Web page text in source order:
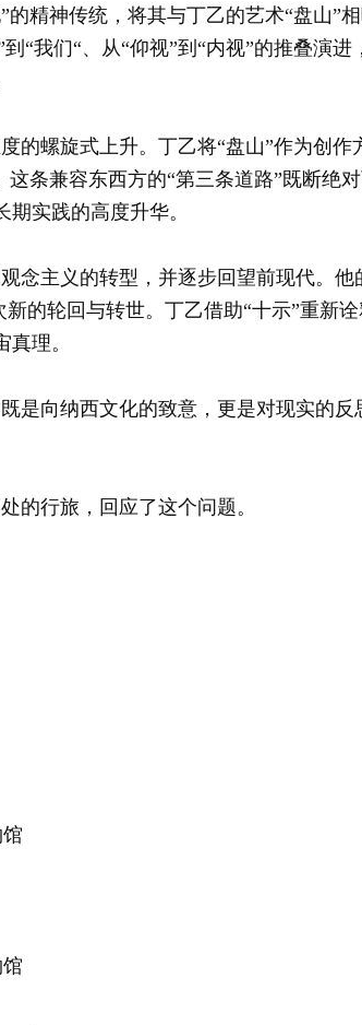
精神传统，将其与丁乙的艺术“盘山”
“我们“、从“仰视”到“内视”的推叠演
螺旋式上升。丁乙将“盘山”作为创作
条兼容东西方的“第三条道路”既断绝
实践的高度升华。
主义的转型，并逐步回望前现代。他
的轮回与转世。丁乙借助“十示”重新
理。
向纳西文化的致意，更是对现实的反
行旅，回应了这个问题。